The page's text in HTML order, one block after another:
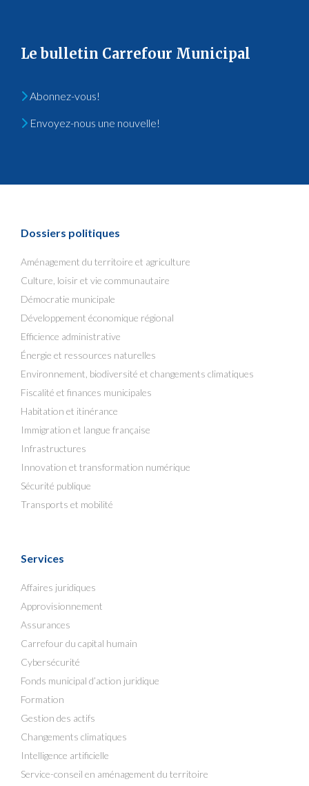
Le bulletin Carrefour Municipal
Abonnez-vous!
Envoyez-nous une nouvelle!
Dossiers politiques
Aménagement du territoire et agriculture
Culture, loisir et vie communautaire
Démocratie municipale
Développement économique régional
Efficience administrative
Énergie et ressources naturelles
Environnement, biodiversité et changements climatiques
Fiscalité et finances municipales
Habitation et itinérance
Immigration et langue française
Infrastructures
Innovation et transformation numérique
Sécurité publique
Transports et mobilité
Services
Affaires juridiques
Approvisionnement
Assurances
Carrefour du capital humain
Cybersécurité
Fonds municipal d’action juridique
Formation
Gestion des actifs
Changements climatiques
Intelligence artificielle
Service-conseil en aménagement du territoire